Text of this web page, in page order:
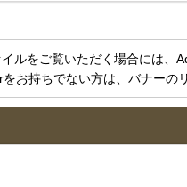
ルをご覧いただく場合には、
お持ちでない方は、バナーの